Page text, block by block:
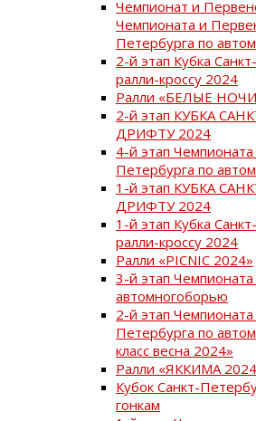
Чемпионат и
Чемпионата и
Петербурга по
2-й этап Кубка
ралли-кроссу 2024
Ралли «БЕЛЫЕ
2-й этап КУБКА
ДРИФТУ 2024
4-й этап
Петербурга по
1-й этап КУБКА
ДРИФТУ 2024
1-й этап Кубка
ралли-кроссу 2024
Ралли «PICNIC 2024»
3-й этап
автомногоборью
2-й этап
Петербурга по
класс весна 2024»
Ралли «ЯККИМА
Кубок Санкт-
гонкам